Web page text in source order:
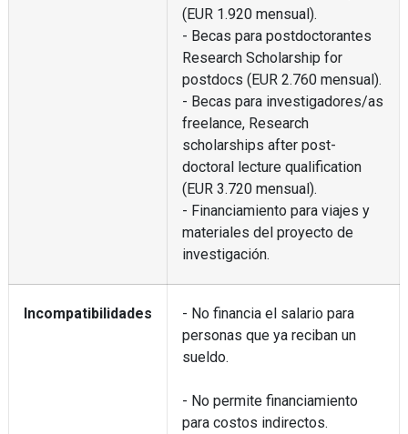
(EUR 1.920 mensual).
- Becas para postdoctorantes
Research Scholarship for
postdocs (EUR 2.760 mensual).
- Becas para investigadores/as
freelance, Research
scholarships after post-
doctoral lecture qualification
(EUR 3.720 mensual).
- Financiamiento para viajes y
materiales del proyecto de
investigación.
Incompatibilidades
- No financia el salario para
personas que ya reciban un
sueldo.
- No permite financiamiento
para costos indirectos.